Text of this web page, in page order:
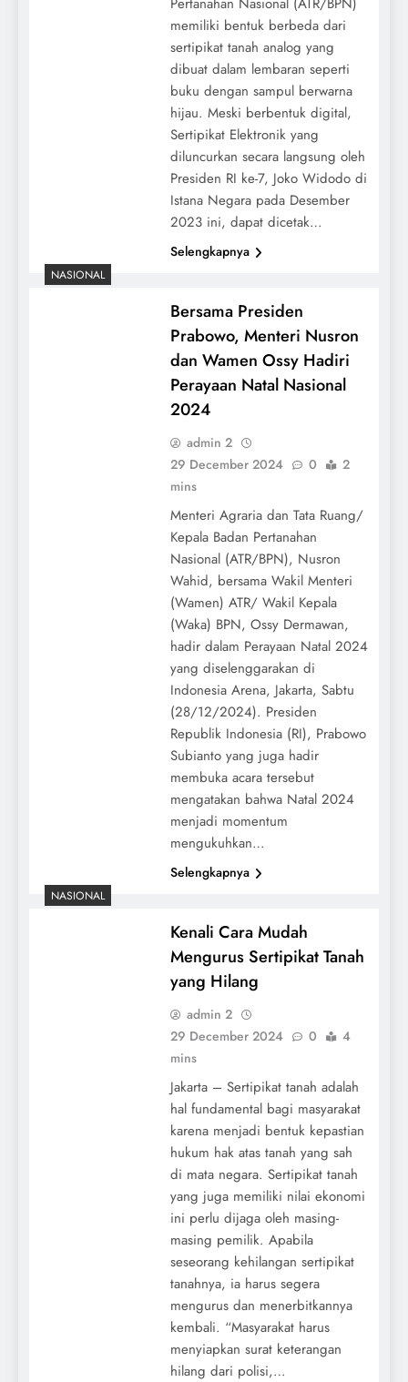
memiliki bentuk berbeda dari
sertipikat tanah analog yang
dibuat dalam lembaran seperti
buku dengan sampul berwarna
hijau. Meski berbentuk digital,
Sertipikat Elektronik yang
diluncurkan secara langsung oleh
Presiden RI ke-7, Joko Widodo di
Istana Negara pada Desember
2023 ini, dapat dicetak…
Selengkapnya
NASIONAL
Bersama Presiden
Prabowo, Menteri Nusron
dan Wamen Ossy Hadiri
Perayaan Natal Nasional
2024
admin 2
29 December 2024
0
2
mins
Menteri Agraria dan Tata Ruang/
Kepala Badan Pertanahan
Nasional (ATR/BPN), Nusron
Wahid, bersama Wakil Menteri
(Wamen) ATR/ Wakil Kepala
(Waka) BPN, Ossy Dermawan,
hadir dalam Perayaan Natal 2024
yang diselenggarakan di
Indonesia Arena, Jakarta, Sabtu
(28/12/2024). Presiden
Republik Indonesia (RI), Prabowo
Subianto yang juga hadir
membuka acara tersebut
mengatakan bahwa Natal 2024
menjadi momentum
mengukuhkan…
Selengkapnya
NASIONAL
Kenali Cara Mudah
Mengurus Sertipikat Tanah
yang Hilang
admin 2
29 December 2024
0
4
mins
Jakarta – Sertipikat tanah adalah
hal fundamental bagi masyarakat
karena menjadi bentuk kepastian
hukum hak atas tanah yang sah
di mata negara. Sertipikat tanah
yang juga memiliki nilai ekonomi
ini perlu dijaga oleh masing-
masing pemilik. Apabila
seseorang kehilangan sertipikat
tanahnya, ia harus segera
mengurus dan menerbitkannya
kembali. “Masyarakat harus
menyiapkan surat keterangan
hilang dari polisi,…